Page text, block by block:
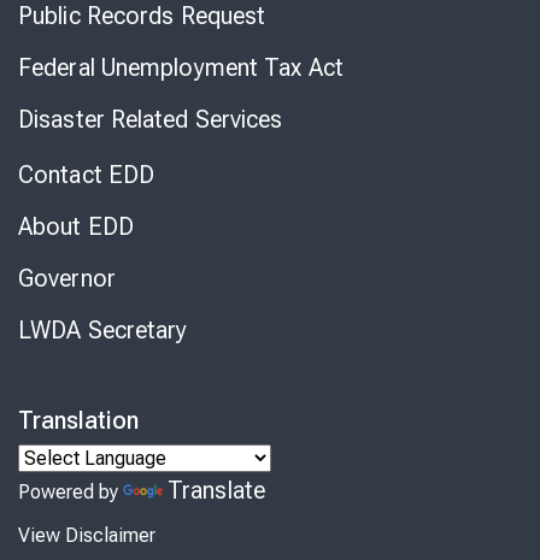
Public Records Request
Federal Unemployment Tax Act
Disaster Related Services
Contact EDD
About EDD
Governor
LWDA Secretary
Translation
Powered by Translate
View Disclaimer